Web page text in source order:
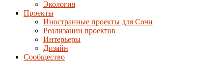
Экология
Проекты
Иностранные проекты для Сочи
Реализации проектов
Интерьеры
Дизайн
Сообщество